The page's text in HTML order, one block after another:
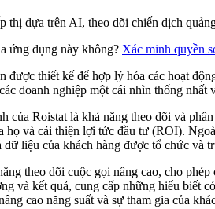
thị dựa trên AI, theo dõi chiến dịch
ứng dụng này không? Xác minh quyền
được thiết kế để hợp lý hóa các hoạt
doanh nghiệp một cái nhìn thống
của Roistat là khả năng theo dõi và
họ và cải thiện lợi tức đầu tư (ROI).
dữ liệu của khách hàng được tổ chức và
theo dõi cuộc gọi nâng cao, cho
và kết quả, cung cấp những hiểu biết
cao năng suất và sự tham gia của